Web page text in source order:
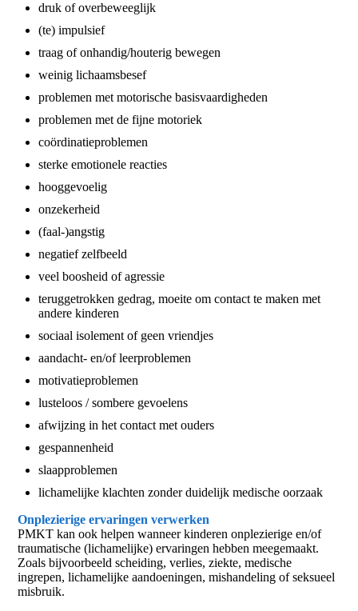
druk of overbeweeglijk
(te) impulsief
traag of onhandig/houterig bewegen
weinig lichaamsbesef
problemen met motorische basisvaardigheden
problemen met de fijne motoriek
coördinatieproblemen
sterke emotionele reacties
hooggevoelig
onzekerheid
(faal-)angstig
negatief zelfbeeld
veel boosheid of agressie
teruggetrokken gedrag, moeite om contact te maken met
andere kinderen
sociaal isolement of geen vriendjes
aandacht- en/of leerproblemen
motivatieproblemen
lusteloos / sombere gevoelens
afwijzing in het contact met ouders
gespannenheid
slaapproblemen
lichamelijke klachten zonder duidelijk medische oorzaak
Onplezierige ervaringen verwerken
PMKT kan ook helpen wanneer kinderen onplezierige en/of
traumatische (lichamelijke) ervaringen hebben meegemaakt.
Zoals bijvoorbeeld scheiding, verlies, ziekte, medische
ingrepen, lichamelijke aandoeningen, mishandeling of seksueel
misbruik.